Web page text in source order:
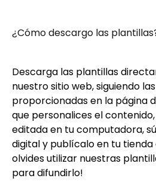
¿Cómo descargo las
Descarga las plantillas
nuestro sitio web, siguiendo
proporcionadas en la página
que personalices el
editada en tu computadora,
digital y publícalo en tu tienda
olvides utilizar nuestras
para difundirlo!